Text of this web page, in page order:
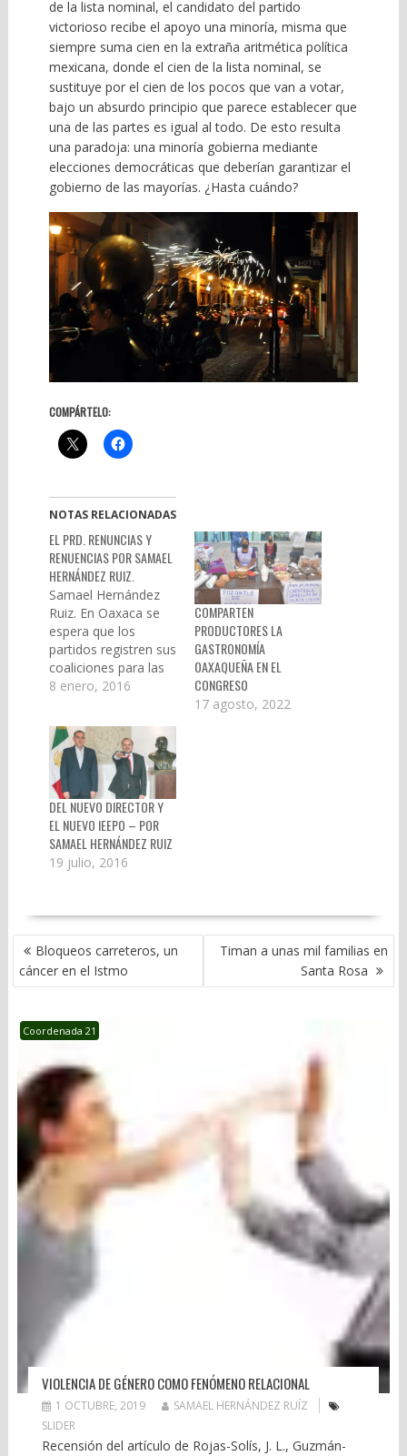
de la lista nominal, el candidato del partido
victorioso recibe el apoyo una minoría, misma que
siempre suma cien en la extraña aritmética política
mexicana, donde el cien de la lista nominal, se
sustituye por el cien de los pocos que van a votar,
bajo un absurdo principio que parece establecer que
una de las partes es igual al todo. De esto resulta
una paradoja: una minoría gobierna mediante
elecciones democráticas que deberían garantizar el
gobierno de las mayorías. ¿Hasta cuándo?
COMPÁRTELO:
NOTAS RELACIONADAS
EL PRD. RENUNCIAS Y
RENUENCIAS POR SAMAEL
HERNÁNDEZ RUIZ.
Samael Hernández
Ruiz. En Oaxaca se
espera que los
partidos registren sus
coaliciones para las
elecciones de este
se presentan algunas
dificultades. Por lo
anterior o por alguna
otra razón, el IEEPCO
amplió el plazo para
recibir las solicitudes
y el limite para
resolver al respecto…
8 enero, 2016
COMPARTEN
PRODUCTORES LA
GASTRONOMÍA
OAXAQUEÑA EN EL
CONGRESO
17 agosto, 2022
DEL NUEVO DIRECTOR Y
EL NUEVO IEEPO – POR
SAMAEL HERNÁNDEZ RUIZ
19 julio, 2016
NAVEGACIÓN
DE
ENTRADAS
Bloqueos carreteros, un
cáncer en el Istmo
Timan a unas mil familias en
Santa Rosa
Coordenada 21
VIOLENCIA DE GÉNERO COMO FENÓMENO RELACIONAL
1 OCTUBRE, 2019
SAMAEL HERNÁNDEZ RUÍZ
SLIDER
Recensión del artículo de Rojas-Solís, J. L., Guzmán-